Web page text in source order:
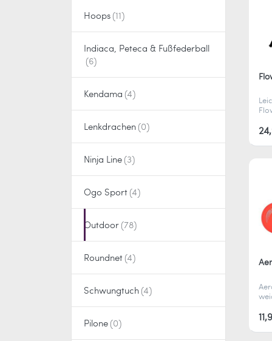
Hoops
Indiaca, Peteca & Fußfederball
Kendama
Lenkdrachen
Ninja Line
Ogo Sport
Outdoor
Roundnet
Schwungtuch
Pilone